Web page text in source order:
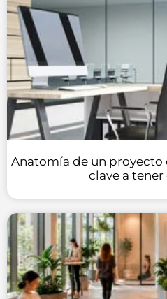
Anatomía de un proyecto
clave a